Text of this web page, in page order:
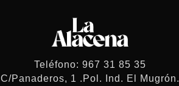
Teléfono: 967 31 85 35
C/Panaderos, 1 .Pol. Ind. El Mugrón.